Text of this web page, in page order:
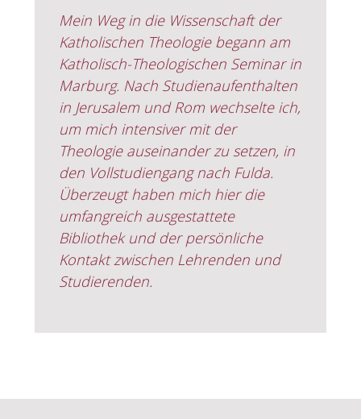
Mein Weg in die Wissenschaft der
Katholischen Theologie begann am
Katholisch-Theologischen Seminar in
Marburg. Nach Studienaufenthalten
in Jerusalem und Rom wechselte ich,
um mich intensiver mit der
Theologie auseinander zu setzen, in
den Vollstudiengang nach Fulda.
Überzeugt haben mich hier die
umfangreich ausgestattete
Bibliothek und der persönliche
Kontakt zwischen Lehrenden und
Studierenden.